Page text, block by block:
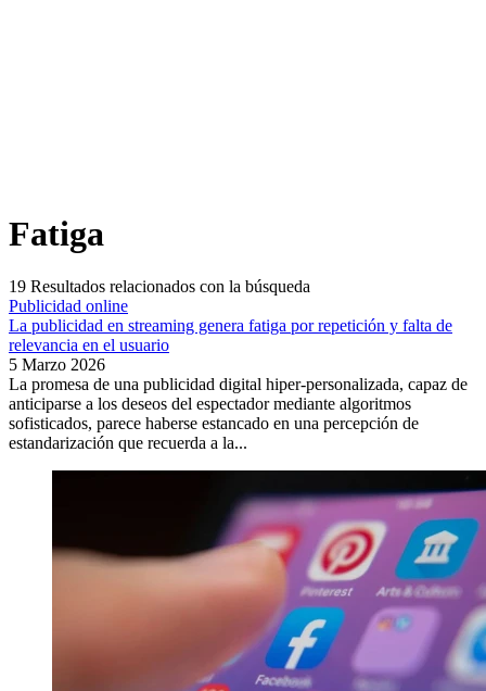
Fatiga
19 Resultados relacionados con la búsqueda
Publicidad online
La publicidad en streaming genera fatiga por repetición y falta de
relevancia en el usuario
5 Marzo 2026
La promesa de una publicidad digital hiper-personalizada, capaz de
anticiparse a los deseos del espectador mediante algoritmos
sofisticados, parece haberse estancado en una percepción de
estandarización que recuerda a la...